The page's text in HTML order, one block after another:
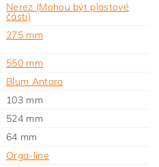
Nerez (Mohou být plastové
části)
275 mm
550 mm
Blum Antaro
103 mm
524 mm
64 mm
Orga-line